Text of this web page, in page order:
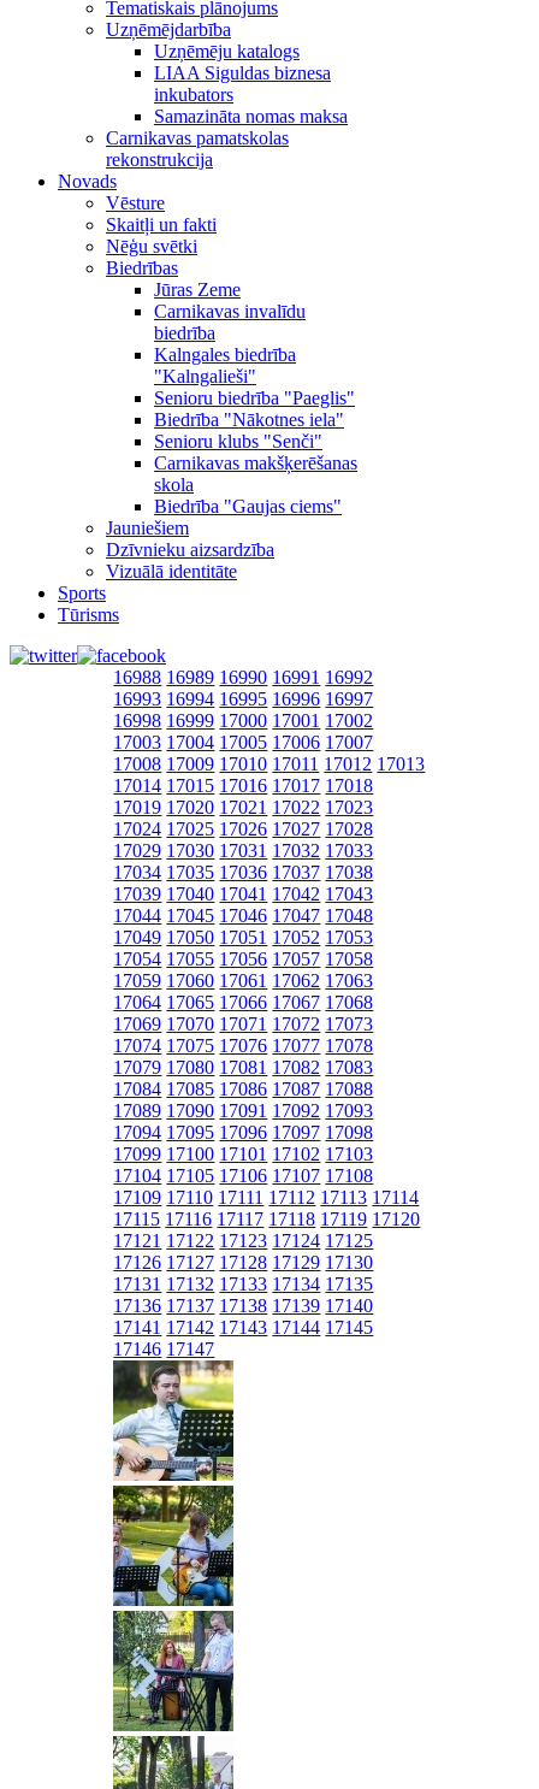
Tematiskais plānojums
Uzņēmējdarbība
Uzņēmēju katalogs
LIAA Siguldas biznesa
inkubators
Samazināta nomas maksa
Carnikavas pamatskolas
rekonstrukcija
Novads
Vēsture
Skaitļi un fakti
Nēģu svētki
Biedrības
Jūras Zeme
Carnikavas invalīdu
biedrība
Kalngales biedrība
"Kalngalieši"
Senioru biedrība "Paeglis"
Biedrība "Nākotnes iela"
Senioru klubs "Senči"
Carnikavas makšķerēšanas
skola
Biedrība "Gaujas ciems"
Jauniešiem
Dzīvnieku aizsardzība
Vizuālā identitāte
Sports
Tūrisms
16988 16989 16990 16991 16992
16993 16994 16995 16996 16997
16998 16999 17000 17001 17002
17003 17004 17005 17006 17007
17008 17009 17010 17011 17012 17013
17014 17015 17016 17017 17018
17019 17020 17021 17022 17023
17024 17025 17026 17027 17028
17029 17030 17031 17032 17033
17034 17035 17036 17037 17038
17039 17040 17041 17042 17043
17044 17045 17046 17047 17048
17049 17050 17051 17052 17053
17054 17055 17056 17057 17058
17059 17060 17061 17062 17063
17064 17065 17066 17067 17068
17069 17070 17071 17072 17073
17074 17075 17076 17077 17078
17079 17080 17081 17082 17083
17084 17085 17086 17087 17088
17089 17090 17091 17092 17093
17094 17095 17096 17097 17098
17099 17100 17101 17102 17103
17104 17105 17106 17107 17108
17109 17110 17111 17112 17113 17114
17115 17116 17117 17118 17119 17120
17121 17122 17123 17124 17125
17126 17127 17128 17129 17130
17131 17132 17133 17134 17135
17136 17137 17138 17139 17140
17141 17142 17143 17144 17145
17146 17147